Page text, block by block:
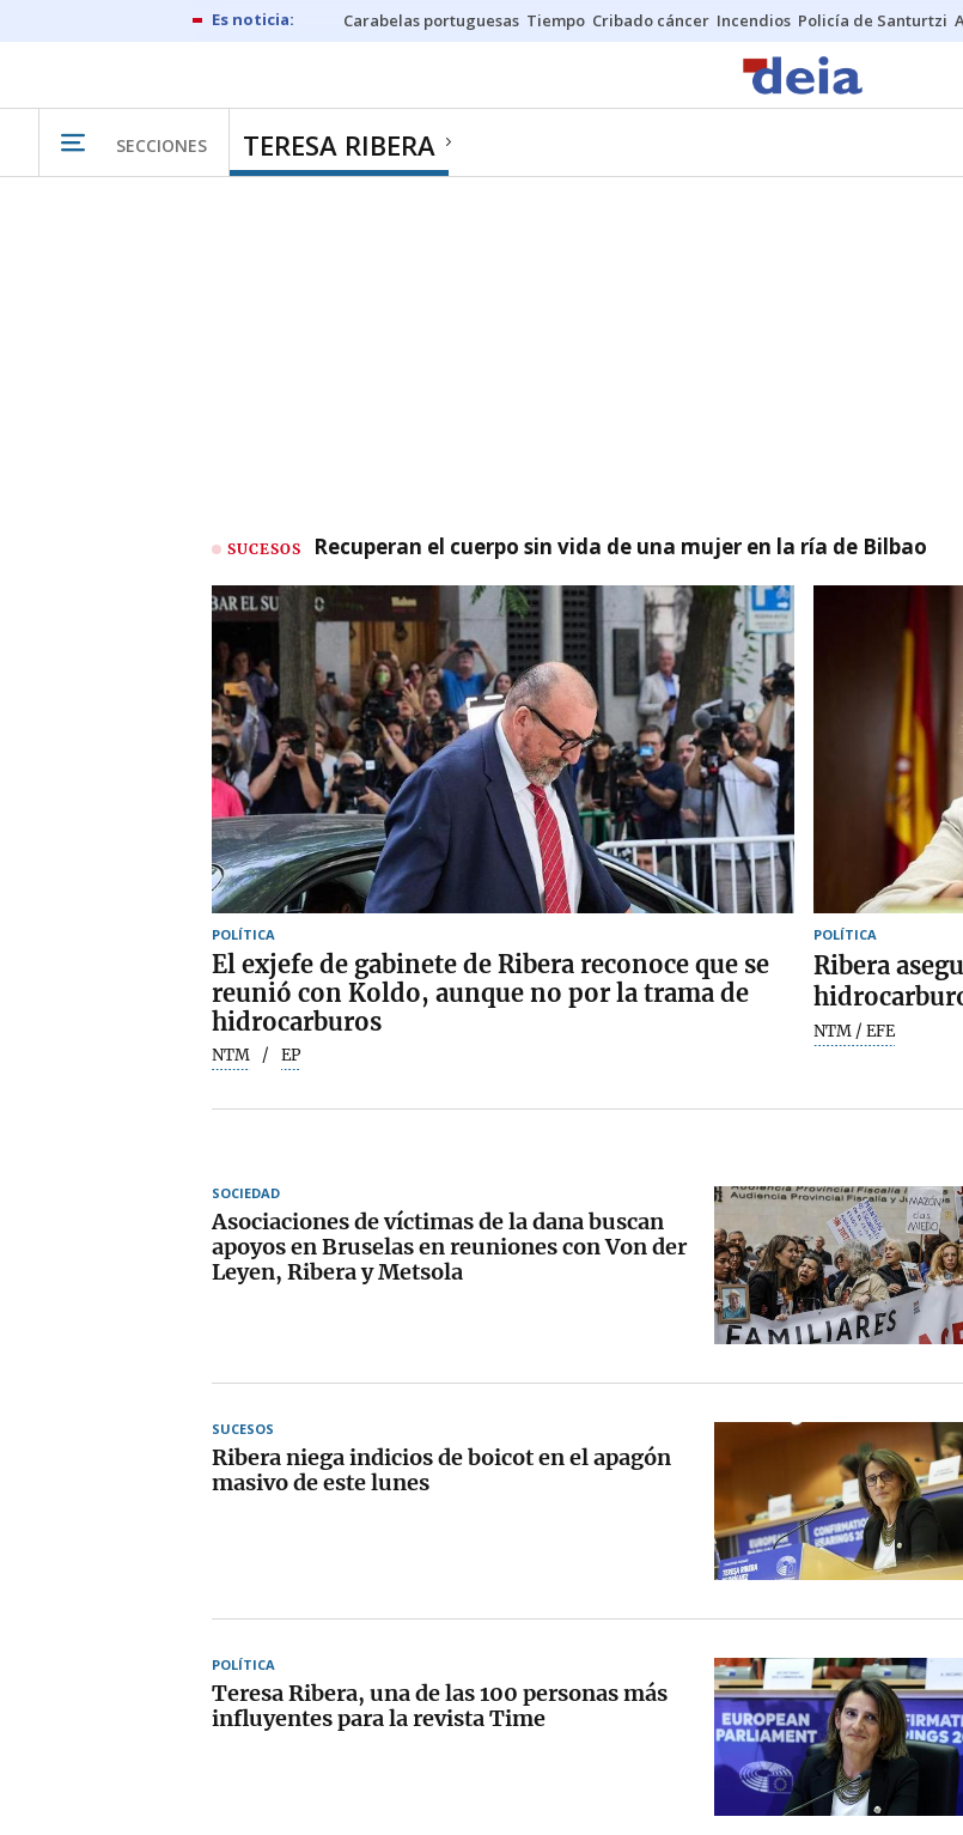
Carabelas portuguesas Tiempo Cribado cáncer Incendios Policía de Santurtzi
SECCIONES TERESA RIBERA
SUCESOS Recuperan el cuerpo sin vida de una mujer en la ría de Bilbao
POLÍTICA
El exjefe de gabinete de Ribera reconoce que se
reunió con Koldo, aunque no por la trama de
hidrocarburos
NTM EP
POLÍTICA
Ribera
NTM / EFE
SOCIEDAD
Asociaciones de víctimas de la dana buscan
apoyos en Bruselas en reuniones con Von der
Leyen, Ribera y Metsola
SUCESOS
Ribera niega indicios de boicot en el apagón
masivo de este lunes
POLÍTICA
Teresa Ribera, una de las 100 personas más
influyentes para la revista Time